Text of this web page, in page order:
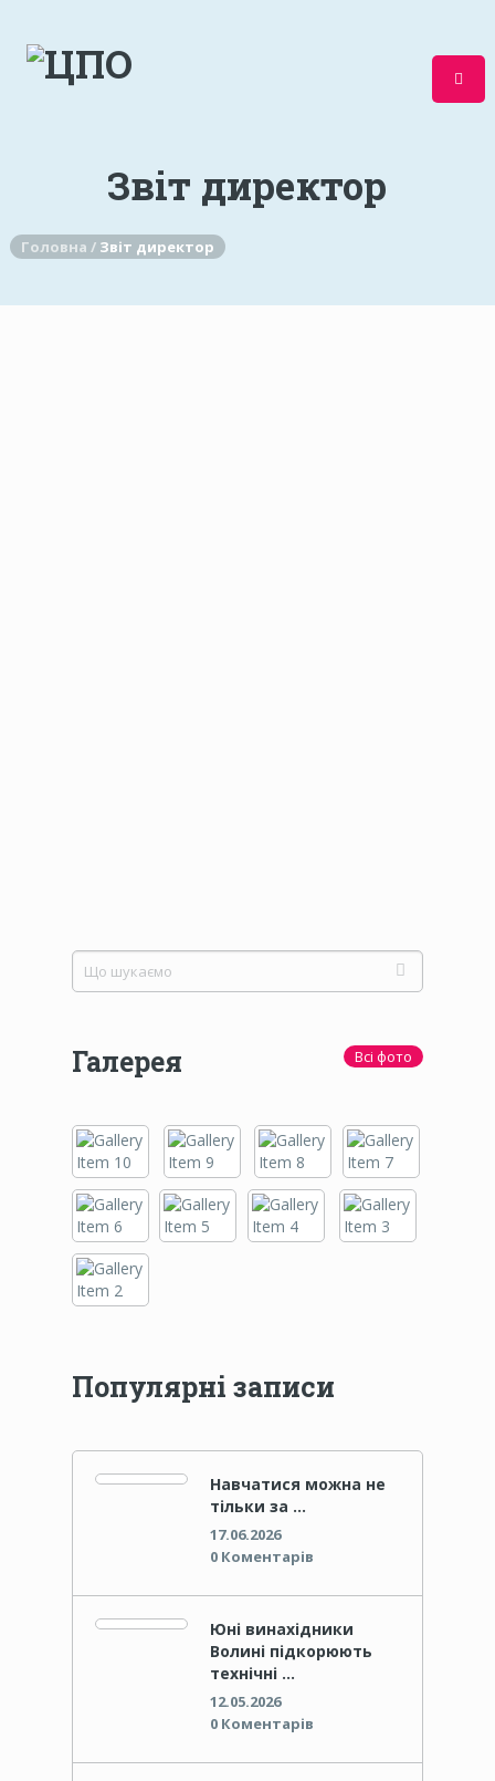
Звіт директор
Головна / Звіт директор
Галерея Всі фото
Популярні записи
Навчатися можна не
тільки за …
17.06.2026
0 Коментарів
Юні винахідники
Волині підкорюють
технічні …
12.05.2026
0 Коментарів